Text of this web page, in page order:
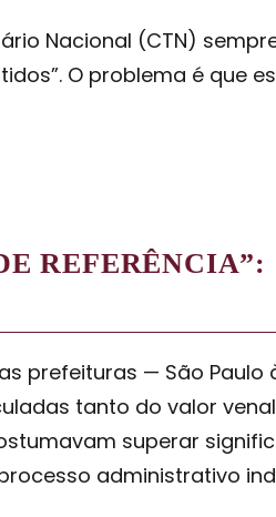
Nacional (CTN)
O problema é que
prefeituras — São
tanto do valor
superar
administrativo